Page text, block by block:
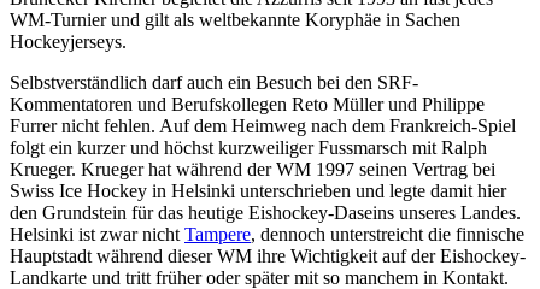
WM-Turnier und gilt als weltbekannte Koryphäe in Sachen
Hockeyjerseys.
Selbstverständlich darf auch ein Besuch bei den SRF-
Kommentatoren und Berufskollegen Reto Müller und Philippe
Furrer nicht fehlen. Auf dem Heimweg nach dem Frankreich-Spiel
folgt ein kurzer und höchst kurzweiliger Fussmarsch mit Ralph
Krueger. Krueger hat während der WM 1997 seinen Vertrag bei
Swiss Ice Hockey in Helsinki unterschrieben und legte damit hier
den Grundstein für das heutige Eishockey-Daseins unseres Landes.
Helsinki ist zwar nicht Tampere, dennoch unterstreicht die finnische
Hauptstadt während dieser WM ihre Wichtigkeit auf der Eishockey-
Landkarte und tritt früher oder später mit so manchem in Kontakt.